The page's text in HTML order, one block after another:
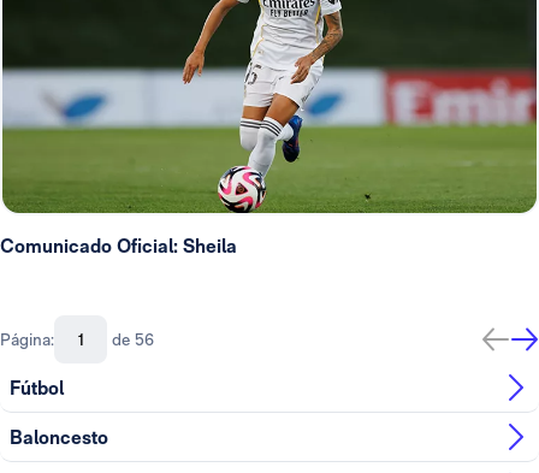
Comunicado Oficial: Sheila
Página: de 56
Fútbol
Baloncesto